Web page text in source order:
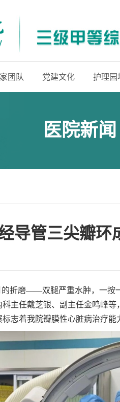
团队 党建文化 护理园
医院新闻
导管三尖瓣环
的折磨——双腿严重水肿， 一按
主任戴芝银、副主任金鸣峰
志着我院瓣膜性心脏病治疗能